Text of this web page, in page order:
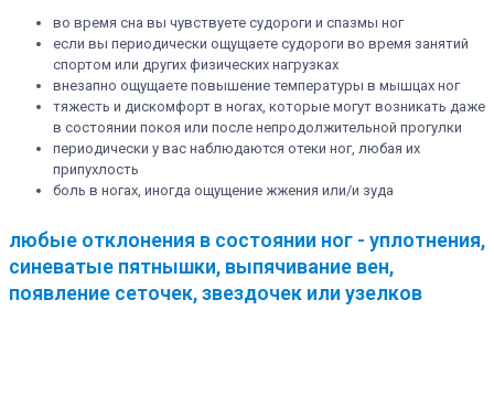
во время сна вы чувствуете судороги и спазмы ног
если вы периодически ощущаете судороги во время занятий
спортом или других физических нагрузках
внезапно ощущаете повышение температуры в мышцах ног
тяжесть и дискомфорт в ногах, которые могут возникать даже
в состоянии покоя или после непродолжительной прогулки
периодически у вас наблюдаются отеки ног, любая их
припухлость
боль в ногах, иногда ощущение жжения или/и зуда
любые отклонения в состоянии ног - уплотнения,
синеватые пятнышки, выпячивание вен,
появление сеточек, звездочек или узелков